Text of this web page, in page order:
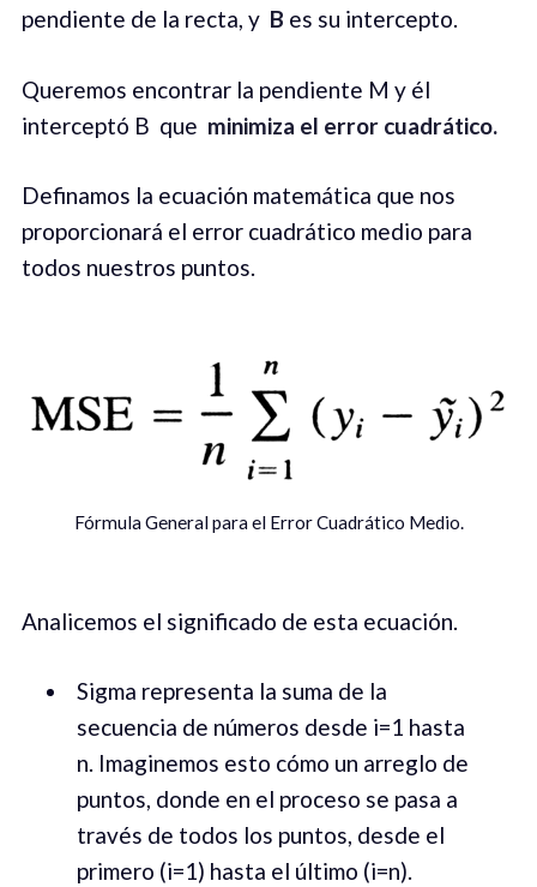
pendiente de la recta, y B es su intercepto.
Queremos encontrar la pendiente M y él
interceptó B que minimiza el error cuadrático.
Definamos la ecuación matemática que nos
proporcionará el error cuadrático medio para
todos nuestros puntos.
Fórmula General para el Error Cuadrático Medio.
Analicemos el significado de esta ecuación.
Sigma representa la suma de la
secuencia de números desde i=1 hasta
n. Imaginemos esto cómo un arreglo de
puntos, donde en el proceso se pasa a
través de todos los puntos, desde el
primero (i=1) hasta el último (i=n).